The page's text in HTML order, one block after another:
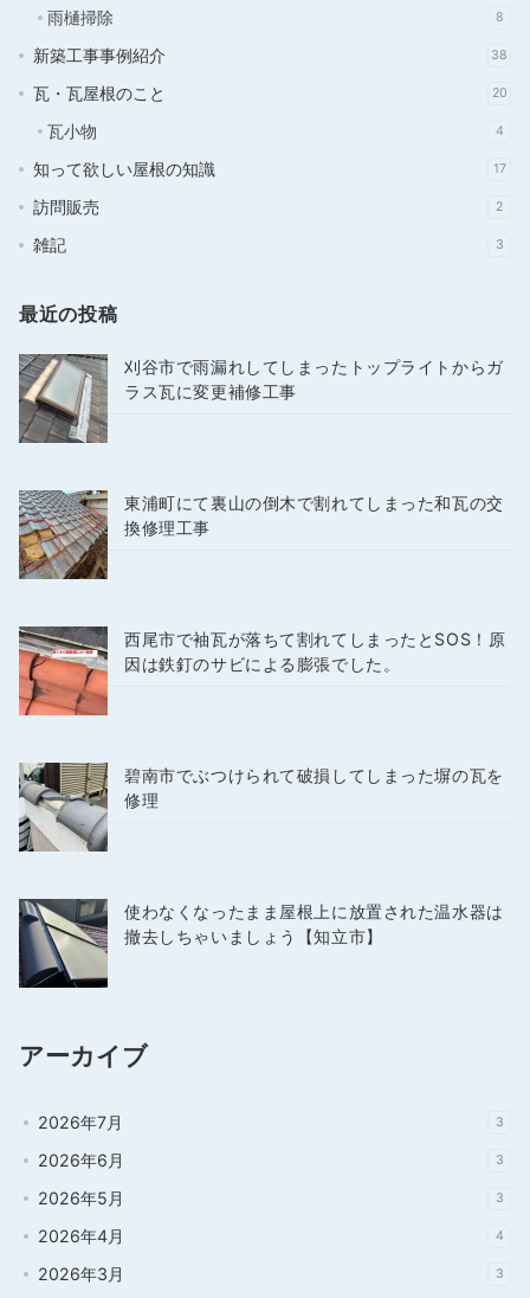
雨樋掃除 8
新築工事事例紹介 38
瓦・瓦屋根のこと 20
瓦小物 4
知って欲しい屋根の知識 17
訪問販売 2
雑記 3
最近の投稿
刈谷市で雨漏れしてしまったトップライトからガ
ラス瓦に変更補修工事
東浦町にて裏山の倒木で割れてしまった和瓦の交
換修理工事
西尾市で袖瓦が落ちて割れてしまったとSOS！原
因は鉄釘のサビによる膨張でした。
碧南市でぶつけられて破損してしまった塀の瓦を
修理
使わなくなったまま屋根上に放置された温水器は
撤去しちゃいましょう【知立市】
アーカイブ
2026年7月 3
2026年6月 3
2026年5月 3
2026年4月 4
2026年3月 3